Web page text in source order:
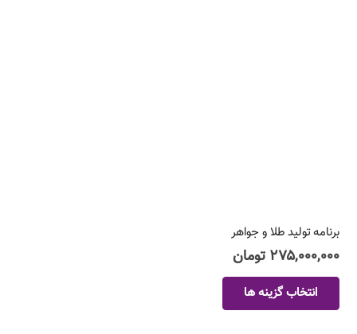
برنامه‌ ‌تولید طلا و جواهر
۲۷۵,۰۰۰,۰۰۰ تومان
انتخاب گزینه ها